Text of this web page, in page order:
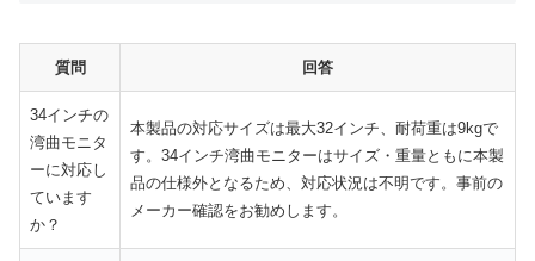
質問 回答
34インチの
湾曲モニタ
ーに対応し
ています
か？
本製品の対応サイズは最大32インチ、耐荷重は9kgで
す。34インチ湾曲モニターはサイズ・重量ともに本製
品の仕様外となるため、対応状況は不明です。事前の
メーカー確認をお勧めします。